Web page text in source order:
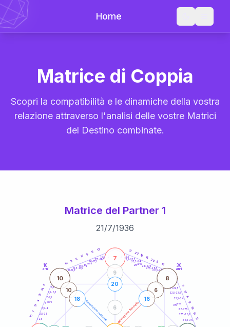
Home
Matrice di Coppia
Scopri la compatibilità e le dinamiche della vostra
relazione attraverso l'analisi delle vostre Matrici
del Destino combinate.
Matrice del Partner 1
21/7/1936
generazione maschile generazione femminile
10
anni
30
anni
1-2,5
2,5-3,5
3,5-4
6-7,5
7,5-8,5
8,5-9
11-12,5
12,5-13,5
13,5-14
16-17,5
17,5-18,5
18,5-19
21-22,5
22,5-23,5
23,5-24
26-27,5
27,5-28,5
28,5-29
31-32,5
32,5-33,5
33,5-34
36-37,5
37,5-38,5
38,5-39
10
7
11
4
18
14
6
19
9
8
17
5
6
13 11
22 10
15
20 5
13
7
17
8
9
19
10
11
7
10 8
9
20
6
10
18
6
16
5anni
15 anni 25anni
35anni